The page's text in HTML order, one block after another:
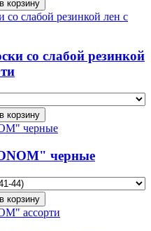
со слабой резинкой
черные